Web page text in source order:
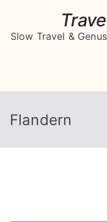
springen
Slow Travel &
Flandern